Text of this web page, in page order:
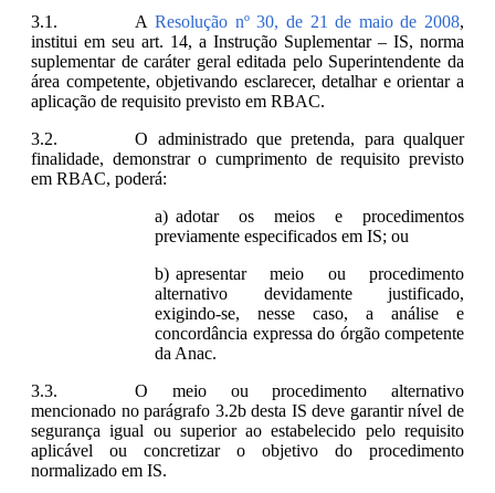
AResolução nº 30, de 21 de maio de 2008,
institui em seu art. 14, a Instrução Suplementar – IS, norma
suplementar de caráter geral editada pelo Superintendente da
área competente, objetivando esclarecer, detalhar e orientar a
aplicação de requisito previsto em RBAC.
O administrado que pretenda, para qualquer
finalidade, demonstrar o cumprimento de requisito previsto
em RBAC, poderá:
adotar os meios e procedimentos
previamente especificados em IS; ou
apresentar meio ou procedimento
alternativo devidamente justificado,
exigindo-se, nesse caso, a análise e
concordância expressa do órgão competente
da Anac.
O meio ou procedimento alternativo
mencionado no parágrafo 3.2b desta IS deve garantir nível de
segurança igual ou superior ao estabelecido pelo requisito
aplicável ou concretizar o objetivo do procedimento
normalizado em IS.